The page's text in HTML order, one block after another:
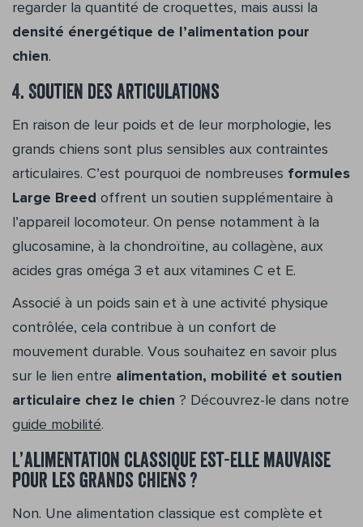
regarder la quantité de croquettes, mais aussi la
densité énergétique de l’alimentation pour
chien.
4. Soutien des articulations
En raison de leur poids et de leur morphologie, les
grands chiens sont plus sensibles aux contraintes
articulaires. C’est pourquoi de nombreuses formules
Large Breed offrent un soutien supplémentaire à
l’appareil locomoteur. On pense notamment à la
glucosamine, à la chondroïtine, au collagène, aux
acides gras oméga 3 et aux vitamines C et E.
Associé à un poids sain et à une activité physique
contrôlée, cela contribue à un confort de
mouvement durable. Vous souhaitez en savoir plus
sur le lien entre alimentation, mobilité et soutien
articulaire chez le chien ? Découvrez-le dans notre
guide mobilité.
L’alimentation classique est-elle mauvaise
pour les grands chiens ?
Non. Une alimentation classique est complète et